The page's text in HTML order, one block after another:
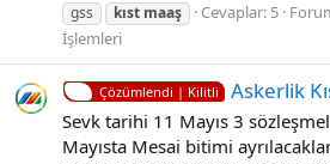
gss
kıst maaş Cevaplar: 5
İşlemleri
Çözümlendi | Kilitli Askerlik
Sevk tarihi 11 Mayıs 3
Mayısta Mesai bitimi